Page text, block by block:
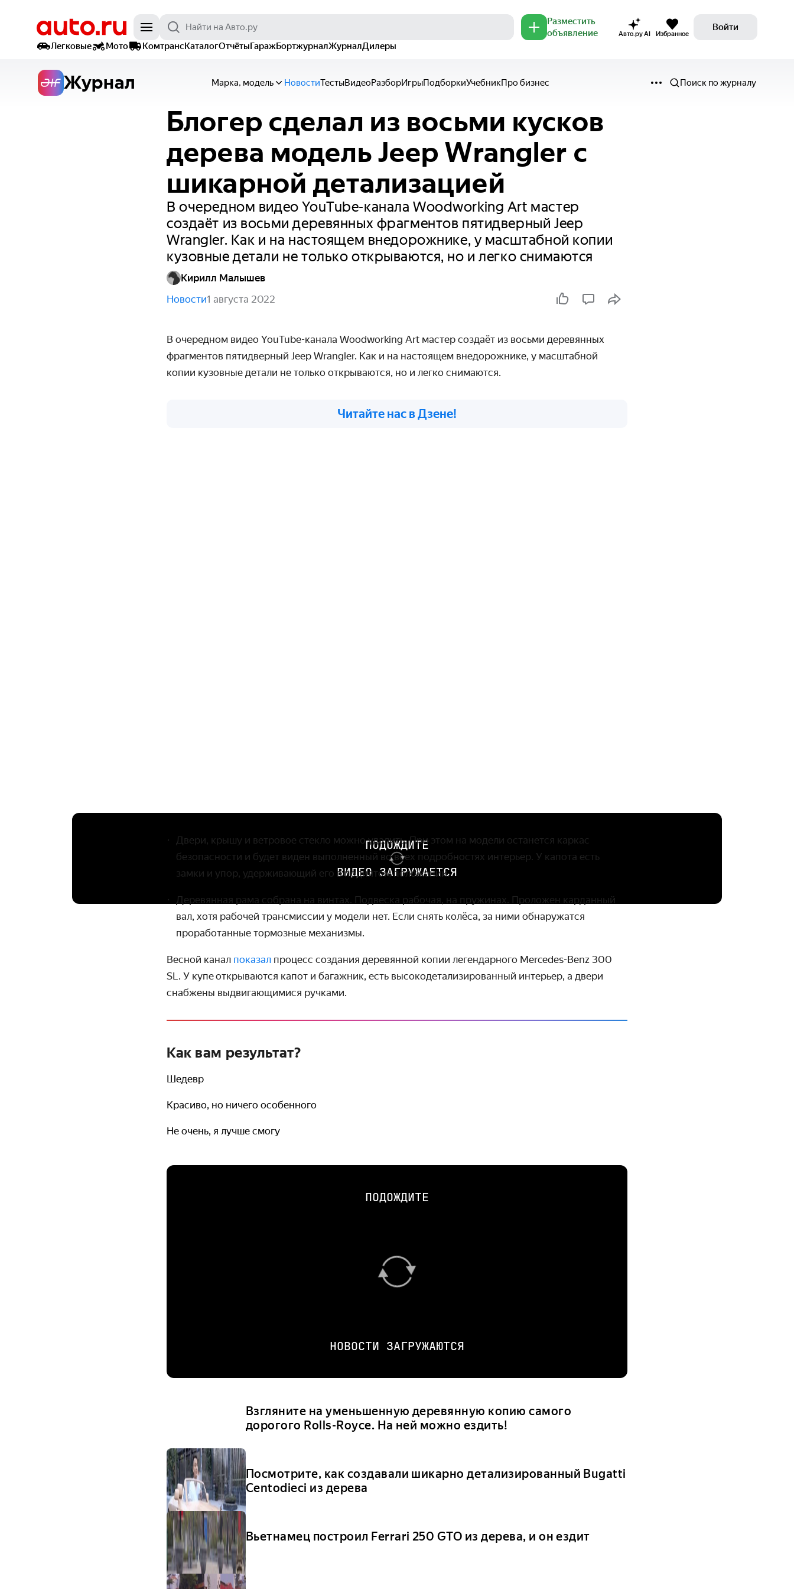
Разместить
объявление
Авто.ру AI Избранное
Войти
Легковые
Мото КомтрансКаталогОтчётыГаражБортжурналЖурналДилеры
Журнал Марка, модель НовостиТестыВидеоРазборИгрыПодборкиУчебникПро бизнес Поиск по журналу
Блогер сделал из восьми кусков
дерева модель Jeep Wrangler с
шикарной детализацией
В очередном видео YouTube-канала Woodworking Art мастер
создаёт из восьми деревянных фрагментов пятидверный Jeep
Wrangler. Как и на настоящем внедорожнике, у масштабной копии
кузовные детали не только открываются, но и легко снимаются
Кирилл Малышев
Новости1 августа 2022
В очередном видео YouTube-канала Woodworking Art мастер создаёт из восьми деревянных
фрагментов пятидверный Jeep Wrangler. Как и на настоящем внедорожнике, у масштабной
копии кузовные детали не только открываются, но и легко снимаются.
Читайте нас в Дзене!
ПОДОЖДИТЕ
ВИДЕО ЗАГРУЖАЕТСЯ
Двери, крышу и ветровое стекло можно удалить. При этом на модели останется каркас
безопасности и будет виден выполненный во всех подробностях интерьер. У капота есть
замки и упор, удерживающий его в поднятом положении.
Деревянная рама собрана на винтах. Подвеска рабочая, на пружинах. Проложен карданный
вал, хотя рабочей трансмиссии у модели нет. Если снять колёса, за ними обнаружатся
проработанные тормозные механизмы.
Весной канал показал процесс создания деревянной копии легендарного Mercedes-Benz 300
SL. У купе открываются капот и багажник, есть высокодетализированный интерьер, а двери
снабжены выдвигающимися ручками.
Как вам результат?
Шедевр
Красиво, но ничего особенного
Не очень, я лучше смогу
ПОДОЖДИТЕ
НОВОСТИ ЗАГРУЖАЮТСЯ
Взгляните на уменьшенную деревянную копию самого
дорогого Rolls-Royce. На ней можно ездить!
Посмотрите, как создавали шикарно детализированный Bugatti
Centodieci из дерева
Вьетнамец построил Ferrari 250 GTO из дерева, и он ездит